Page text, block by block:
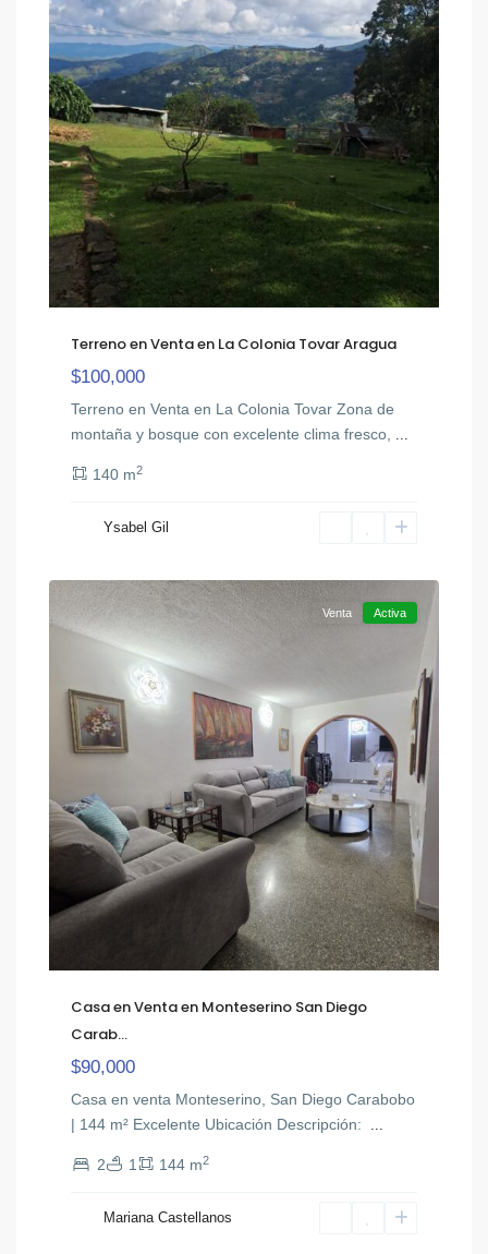
Terreno en Venta en La Colonia Tovar Aragua
$100,000
Terreno en Venta en La Colonia Tovar Zona de
montaña y bosque con excelente clima fresco, ...
140 m2
Ysabel Gil
Venta Activa
Casa en Venta en Monteserino San Diego
Carab...
$90,000
Casa en venta Monteserino, San Diego Carabobo
| 144 m² Excelente Ubicación ​Descripción: ​ ...
2 1 144 m2
Mariana Castellanos